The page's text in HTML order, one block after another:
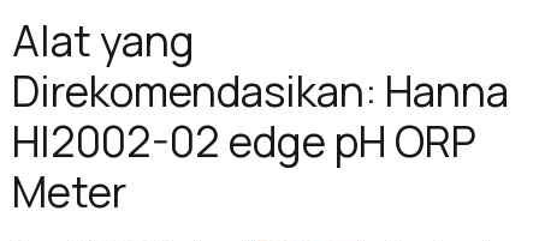
Alat yang
Direkomendasikan: Hanna
HI2002-02 edge pH ORP
Meter